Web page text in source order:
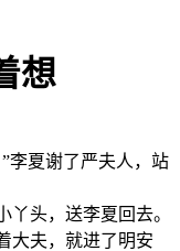
想
李夏谢了严夫人，站
头，送李夏回去。
大夫，就进了明安